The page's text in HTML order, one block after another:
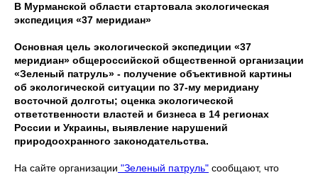
В Мурманской области стартовала экологическая
экспедиция «37 меридиан»
Основная цель экологической экспедиции «37
меридиан» общероссийской общественной организации
«Зеленый патруль» - получение объективной картины
об экологической ситуации по 37-му меридиану
восточной долготы; оценка экологической
ответственности властей и бизнеса в 14 регионах
России и Украины, выявление нарушений
природоохранного законодательства.
На сайте организации "Зеленый патруль" сообщают, что